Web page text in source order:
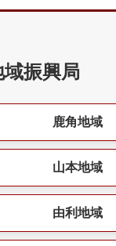
域振興局
鹿角地域
山本地域
由利地域